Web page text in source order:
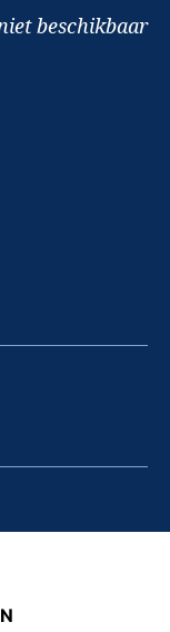
beschikbaar